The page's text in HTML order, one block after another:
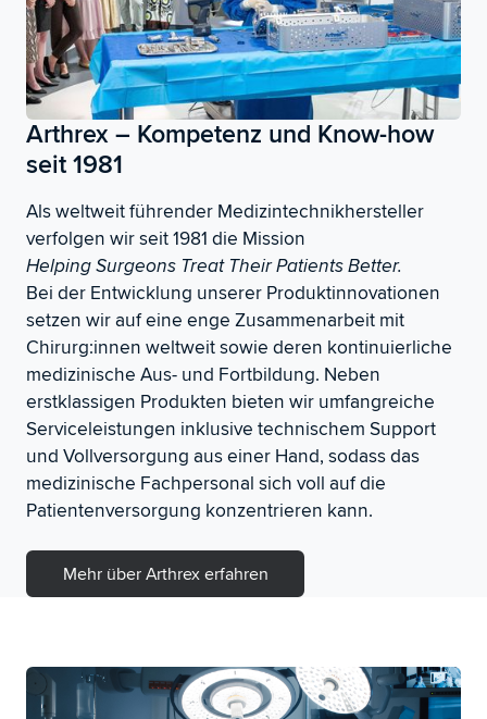
Arthrex – Kompetenz und Know-how
seit 1981
Als weltweit führender Medizintechnikhersteller
verfolgen wir seit 1981 die Mission
Helping Surgeons Treat Their Patients Better.
Bei der Entwicklung unserer Produktinnovationen
setzen wir auf eine enge Zusammenarbeit mit
Chirurg:innen weltweit sowie deren kontinuierliche
medizinische Aus- und Fortbildung. Neben
erstklassigen Produkten bieten wir umfangreiche
Serviceleistungen inklusive technischem Support
und Vollversorgung aus einer Hand, sodass das
medizinische Fachpersonal sich voll auf die
Patientenversorgung konzentrieren kann.
Mehr über Arthrex erfahren